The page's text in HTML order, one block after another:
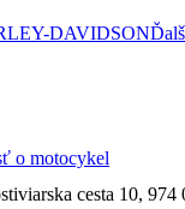
o motocykel
DAVIDSON
cesta 10, 974